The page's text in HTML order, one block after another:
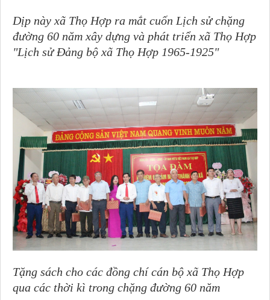
Dịp này xã Thọ Hợp ra mắt cuốn Lịch sử chặng
đường 60 năm xây dựng và phát triển xã Thọ Hợp
"Lịch sử Đảng bộ xã Thọ Hợp 1965-1925"
Tặng sách cho các đồng chí cán bộ xã Thọ Hợp
qua các thời kì trong chặng đường 60 năm